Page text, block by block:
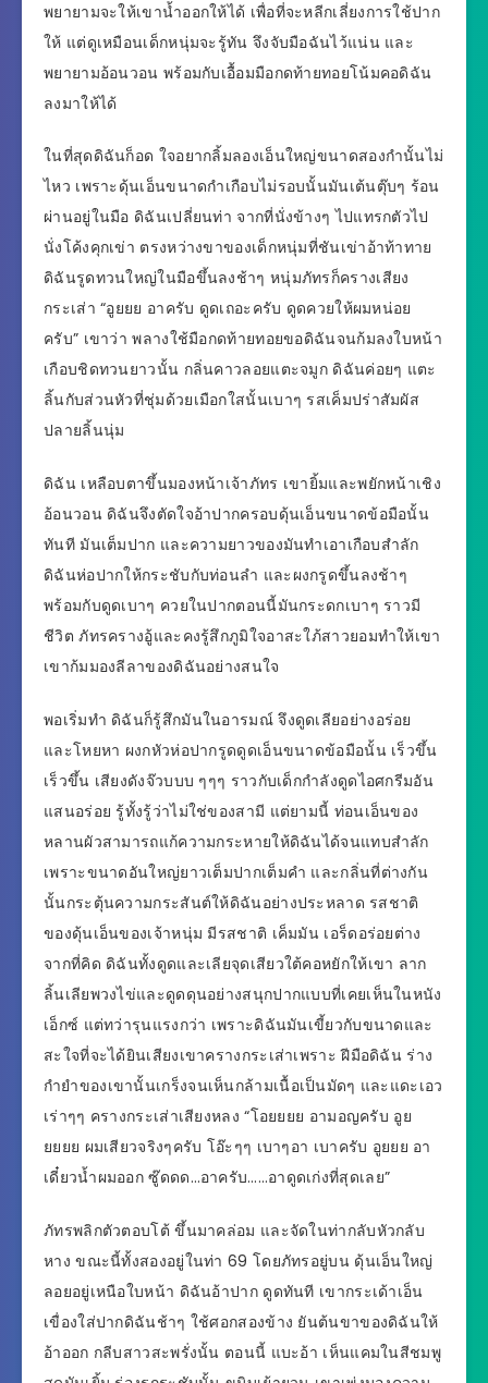
พยายามจะให้เขาน้ำออกให้ได้ เพื่อที่จะหลีกเลี่ยงการใช้ปาก
ให้ แต่ดูเหมือนเด็กหนุ่มจะรู้ทัน จึงจับมือฉันไว้แน่น และ
พยายามอ้อนวอน พร้อมกับเอื้อมมือกดท้ายทอยโน้มคอดิฉัน
ลงมาให้ได้
ในที่สุดดิฉันก็อด ใจอยากลิ้มลองเอ็นใหญ่ขนาดสองกำนั้นไม่
ไหว เพราะดุ้นเอ็นขนาดกำเกือบไม่รอบนั้นมันเต้นตุ๊บๆ ร้อน
ผ่านอยู่ในมือ ดิฉันเปลี่ยนท่า จากที่นั่งข้างๆ ไปแทรกตัวไป
นั่งโค้งคุกเข่า ตรงหว่างขาของเด็กหนุ่มที่ชันเข่าอ้าท้าทาย
ดิฉันรูดทวนใหญ่ในมือขึ้นลงช้าๆ หนุ่มภัทรก็ครางเสียง
กระเส่า “อูยยย อาครับ ดูดเถอะครับ ดูดควยให้ผมหน่อย
ครับ” เขาว่า พลางใช้มือกดท้ายทอยขอดิฉันจนก้มลงใบหน้า
เกือบชิดทวนยาวนั้น กลิ่นคาวลอยแตะจมูก ดิฉันค่อยๆ แตะ
ลิ้นกับส่วนหัวที่ชุ่มด้วยเมือกใสนั้นเบาๆ รสเค็มปร่าสัมผัส
ปลายลิ้นนุ่ม
ดิฉัน เหลือบตาขึ้นมองหน้าเจ้าภัทร เขายิ้มและพยักหน้าเชิง
อ้อนวอน ดิฉันจึงตัดใจอ้าปากครอบดุ้นเอ็นขนาดข้อมือนั้น
ทันที มันเต็มปาก และความยาวของมันทำเอาเกือบสำลัก
ดิฉันห่อปากให้กระชับกับท่อนลำ และผงกรูดขึ้นลงช้าๆ
พร้อมกับดูดเบาๆ ควยในปากตอนนี้มันกระดกเบาๆ ราวมี
ชีวิต ภัทรครางอู้และคงรู้สึกภูมิใจอาสะใภ้สาวยอมทำให้เขา
เขาก้มมองลีลาของดิฉันอย่างสนใจ
พอเริ่มทำ ดิฉันก็รู้สึกมันในอารมณ์ จึงดูดเลียอย่างอร่อย
และโหยหา ผงกหัวห่อปากรูดดูดเอ็นขนาดข้อมือนั้น เร็วขึ้น
เร็วขึ้น เสียงดังจ๊วบบบ ๆๆๆ ราวกับเด็กกำลังดูดไอศกรีมอัน
แสนอร่อย รู้ทั้งรู้ว่าไม่ใช่ของสามี แต่ยามนี้ ท่อนเอ็นของ
หลานผัวสามารถแก้ความกระหายให้ดิฉันได้จนแทบสำลัก
เพราะขนาดอันใหญ่ยาวเต็มปากเต็มคำ และกลิ่นที่ต่างกัน
นั้นกระตุ้นความกระสันต์ให้ดิฉันอย่างประหลาด รสชาติ
ของดุ้นเอ็นของเจ้าหนุ่ม มีรสชาติ เค็มมัน เอร็ดอร่อยต่าง
จากที่คิด ดิฉันทั้งดูดและเลียจุดเสียวใต้คอหยักให้เขา ลาก
ลิ้นเลียพวงไข่และดูดดุนอย่างสนุกปากแบบที่เคยเห็นในหนัง
เอ็กซ์ แต่ทว่ารุนแรงกว่า เพราะดิฉันมันเขี้ยวกับขนาดและ
สะใจที่จะได้ยินเสียงเขาครางกระเส่าเพราะ ฝีมือดิฉัน ร่าง
กำยำของเขานั้นเกร็งจนเห็นกล้ามเนื้อเป็นมัดๆ และแดะเอว
เร่าๆๆ ครางกระเส่าเสียงหลง “โอยยยย อามอญครับ อูย
ยยยย ผมเสียวจริงๆครับ โอ๊ะๆๆ เบาๆอา เบาครับ อูยยย อา
เดี๋ยวน้ำผมออก ซู๊ดดด…อาครับ……อาดูดเก่งที่สุดเลย”
ภัทรพลิกตัวตอบโต้ ขึ้นมาคล่อม และจัดในท่ากลับหัวกลับ
หาง ขณะนี้ทั้งสองอยู่ในท่า 69 โดยภัทรอยู่บน ดุ้นเอ็นใหญ่
ลอยอยู่เหนือใบหน้า ดิฉันอ้าปาก ดูดทันที เขากระเด้าเอ็น
เขื่องใส่ปากดิฉันช้าๆ ใช้ศอกสองข้าง ยันต้นขาของดิฉันให้
อ้าออก กลีบสาวสะพรั่งนั้น ตอนนี้ แบะอ้า เห็นแคมในสีชมพู